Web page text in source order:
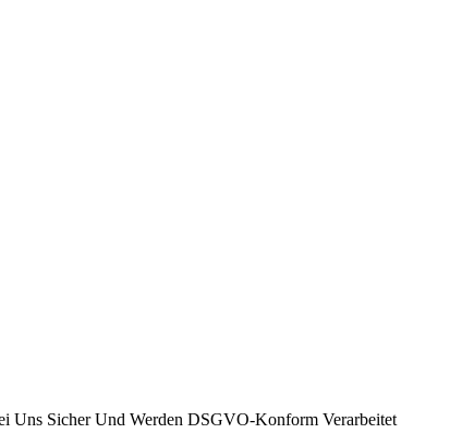
Uns Sicher Und Werden DSGVO-Konform Verarbeitet